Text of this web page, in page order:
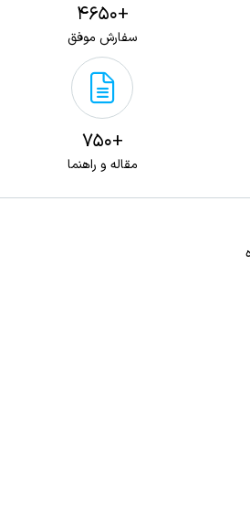
+4650
سفارش موفق
+750
مقاله و راهنما